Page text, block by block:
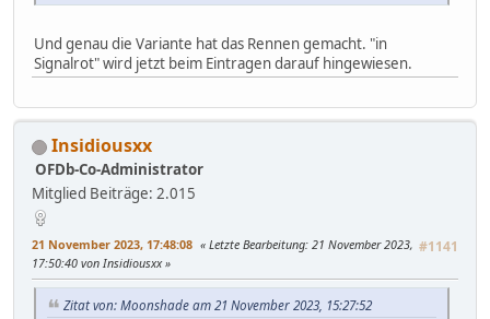
Und genau die Variante hat das Rennen gemacht. "in
Signalrot" wird jetzt beim Eintragen darauf hingewiesen.
Insidiousxx
OFDb-Co-Administrator
Mitglied Beiträge: 2.015
21 November 2023, 17:48:08 #1141
Letzte Bearbeitung: 21 November 2023,
17:50:40 von Insidiousxx
Zitat von: Moonshade am 21 November 2023, 15:27:52